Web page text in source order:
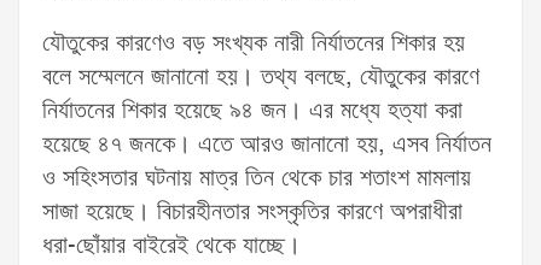
যৌতুকের কারণেও বড় সংখ্যক নারী নির্যাতনের শিকার হয়
বলে সম্মেলনে জানানো হয়। তথ্য বলছে, যৌতুকের কারণে
নির্যাতনের শিকার হয়েছে ৯৪ জন। এর মধ্যে হত্যা করা
হয়েছে ৪৭ জনকে। এতে আরও জানানো হয়, এসব নির্যাতন
ও সহিংসতার ঘটনায় মাত্র তিন থেকে চার শতাংশ মামলায়
সাজা হয়েছে। বিচারহীনতার সংস্কৃতির কারণে অপরাধীরা
ধরা-ছোঁয়ার বাইরেই থেকে যাচ্ছে।